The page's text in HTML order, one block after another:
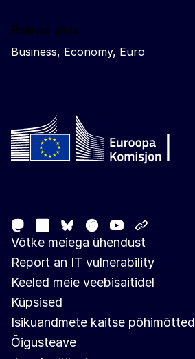
Related sites
Business, Economy, Euro
MastodonLinkedIn
Bluesky
Facebook
Youtube
Võtke meiega ühendust
Report an IT vulnerability
Keeled meie veebisaitidel
Küpsised
Isikuandmete kaitse põhimõtted
Õigusteave